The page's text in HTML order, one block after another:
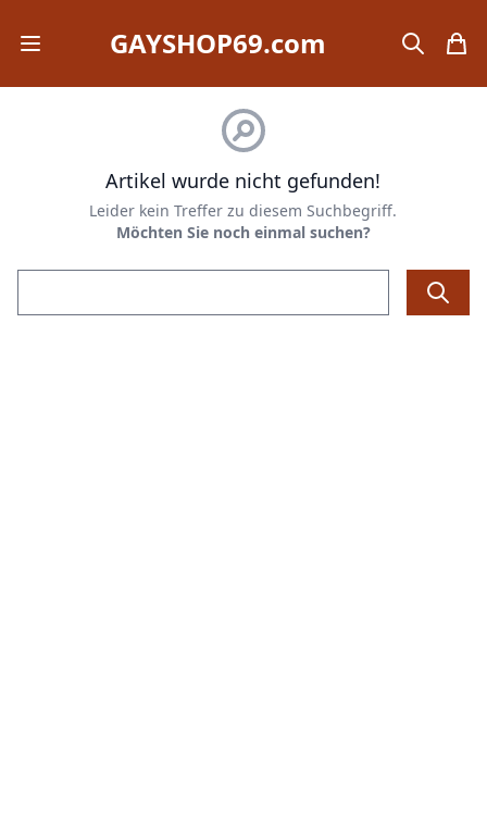
Open mobile menuGAYSHOP69.com search
Artikel wurde nicht gefunden!
Leider kein Treffer zu diesem Suchbegriff.
Möchten Sie noch einmal suchen?